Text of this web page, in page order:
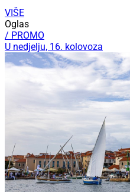
VIŠE
Oglas
/ PROMO
U nedjelju, 16. kolovoza